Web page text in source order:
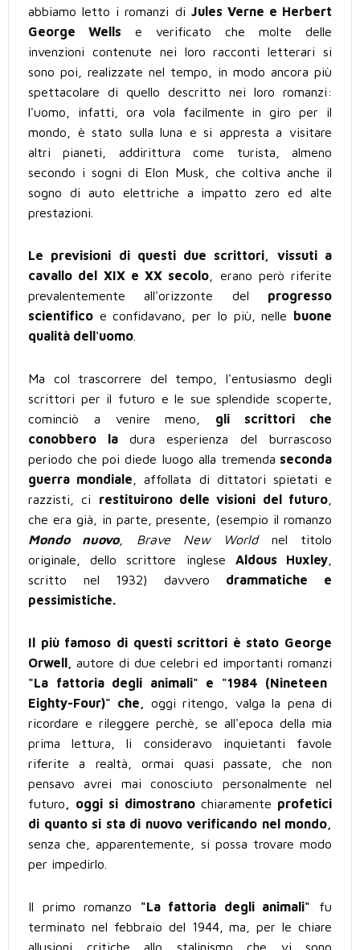
abbiamo letto i romanzi di Jules Verne e Herbert
George Wells e verificato che molte delle
invenzioni contenute nei loro racconti letterari si
sono poi, realizzate nel tempo, in modo ancora più
spettacolare di quello descritto nei loro romanzi:
l'uomo, infatti, ora vola facilmente in giro per il
mondo, è stato sulla luna e si appresta a visitare
altri pianeti, addirittura come turista, almeno
secondo i sogni di Elon Musk, che coltiva anche il
sogno di auto elettriche a impatto zero ed alte
prestazioni.
Le previsioni di questi due scrittori, vissuti a
cavallo del XIX e XX secolo , erano però riferite
prevalentemente all'orizzonte del progresso
scientifico e confidavano, per lo più, nelle buone
qualità dell'uomo
Ma col trascorrere del tempo, l'entusiasmo degli
scrittori per il futuro e le sue splendide scoperte,
cominciò a venire meno, gli scrittori che
conobbero la dura esperienza del burrascoso
periodo che poi diede luogo alla tremenda seconda
guerra mondiale , affollata di dittatori spietati e
razzisti, ci restituirono delle visioni del futuro
che era già, in parte, presente, (esempio il romanzo
Mondo nuovo, Brave New Worldnel titolo
originale, dello scrittore inglese Aldous Huxley
scritto nel 1932) davvero drammatiche e
pessimistiche.
Il più famoso di questi scrittori è stato George
Orwell, autore di due celebri ed importanti romanzi
"La fattoria degli animali" e "1984 (Nineteen
Eighty-Four)" che, oggi ritengo, valga la pena di
ricordare e rileggere perchè, se all'epoca della mia
prima lettura, li consideravo inquietanti favole
riferite a realtà, ormai quasi passate, che non
pensavo avrei mai conosciuto personalmente nel
futuro , oggi si dimostrano chiaramente profetici
di quanto si sta di nuovo verificando nel mondo,
senza che, apparentemente, si possa trovare modo
per impedirlo.
Il primo romanzo "La fattoria degli animali" fu
terminato nel febbraio del 1944, ma, per le chiare
allusioni critiche allo stalinismo che vi sono